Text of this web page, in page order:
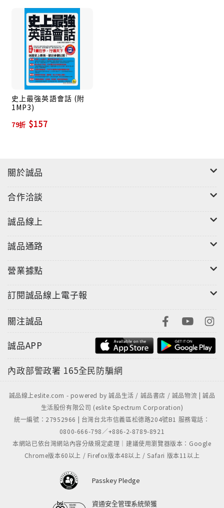
英文單字。
超實用隨查隨用工具書，全書例句緊密連結職場情境，
句句精選，只要將名詞稍作替換，馬上可直接運用到您
實際的工作場合。
全書字彙、會話由外籍錄音員精心錄製為全長兩小時的
朗讀MP3，第一遍單純聆聽、第二遍跟著課本朗讀，讓
您火速熟悉老外道地發音，聽力與口說同時精進。
每單元末皆附擬真範例與句型解析，除了教你可以靈活
運用字彙外，更同時加強英語句型、會話與文法概念，
史上最強英語會話 (附
1MP3)
79折 $157
關於誠品
合作洽談
誠品線上
誠品通路
營業據點
訂閱誠品線上電子報
關注誠品
誠品APP
內政部警政署 165全民防騙網
誠品線上eslite.com - powered by 誠品生活 / 誠品書店 / 誠品物流 | 誠品
生活股份有限公司 (eslite Spectrum Corporation)
統一編號：27952966 | 台灣台北市信義區松德路204號B1 服務電話：
0800-666-798／+886-2-8789-8921
本網站已依台灣網站內容分級規定處理｜建議使用瀏覽器版本：Google
Chrome版本60以上 / Firefox版本48以上 / Safari 版本11以上
Passkey Pledge
資通安全管理系統榮獲